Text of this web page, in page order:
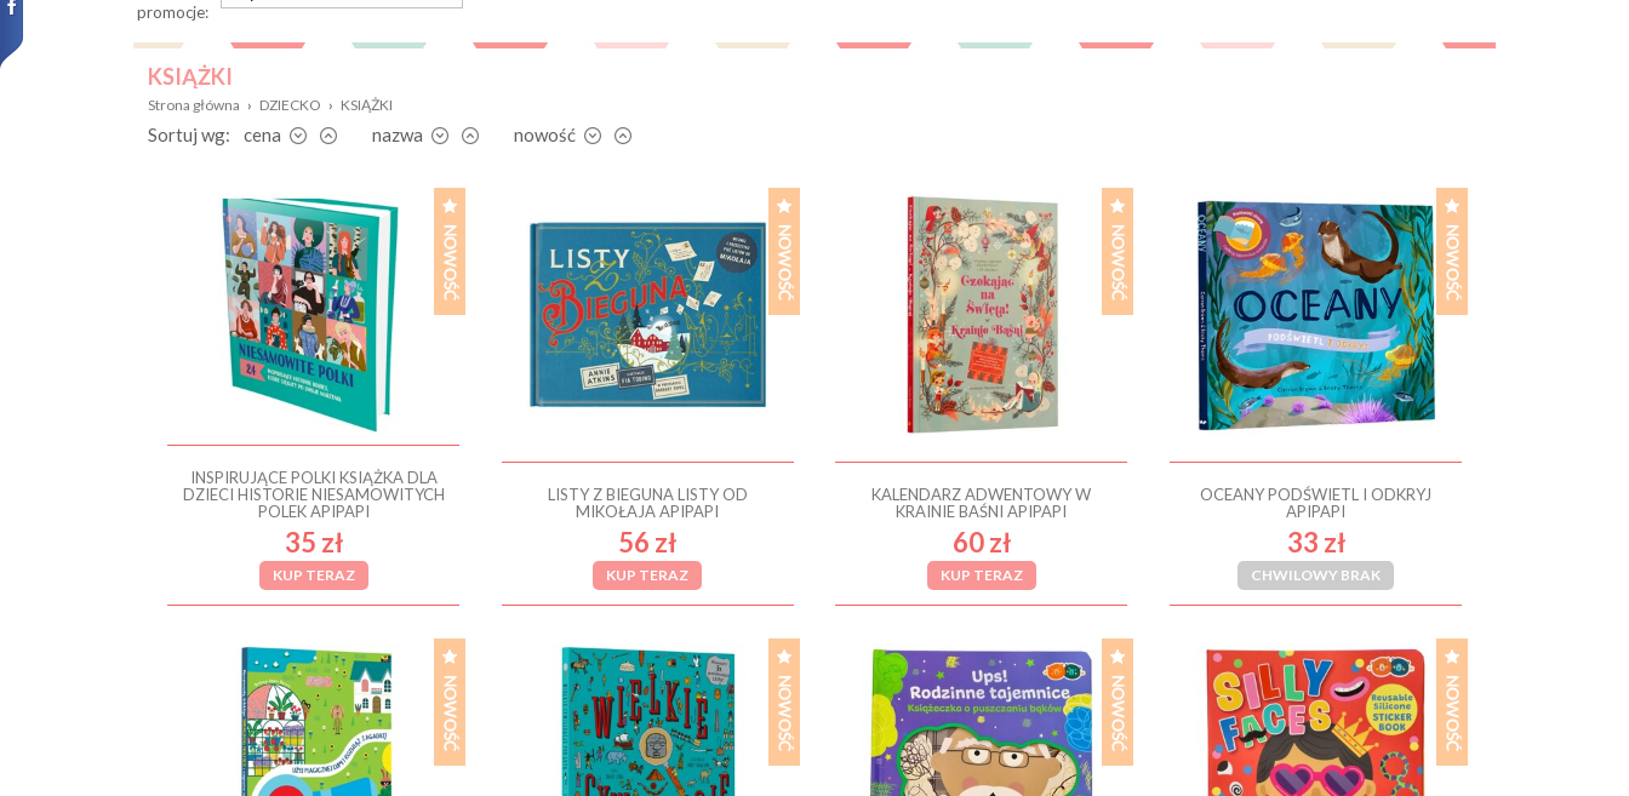
promocje:
KSIĄŻKI
Strona główna › DZIECKO › KSIĄŻKI
Sortuj wg: cena nazwa nowość
INSPIRUJĄCE POLKI KSIĄŻKA DLA
DZIECI HISTORIE NIESAMOWITYCH
POLEK APIPAPI
35 zł
KUP TERAZ
LISTY Z BIEGUNA LISTY OD
MIKOŁAJA APIPAPI
56 zł
KUP TERAZ
KALENDARZ ADWENTOWY W
KRAINIE BAŚNI APIPAPI
60 zł
KUP TERAZ
OCEANY PODŚWIETL I ODKRYJ
APIPAPI
33 zł
CHWILOWY BRAK